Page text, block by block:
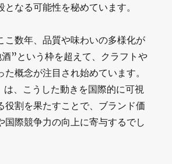
となる可能性を秘めています。
こ数年、品質や味わいの多様化が
”という枠を超えて、クラフトや
た概念が注目され始めています。
は、こうした動きを国際的に可視
役割を果たすことで、ブランド価
国際競争力の向上に寄与するでし